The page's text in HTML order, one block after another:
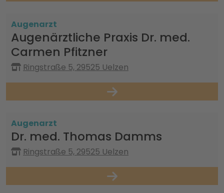
Augenarzt
Augenärztliche Praxis Dr. med.
Carmen Pfitzner
Ringstraße 5, 29525 Uelzen
Augenarzt
Dr. med. Thomas Damms
Ringstraße 5, 29525 Uelzen